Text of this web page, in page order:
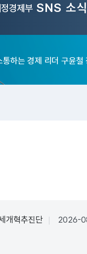
경제부 SNS 소식
통하는 경제 리더 구윤철
개혁추진단 2026-